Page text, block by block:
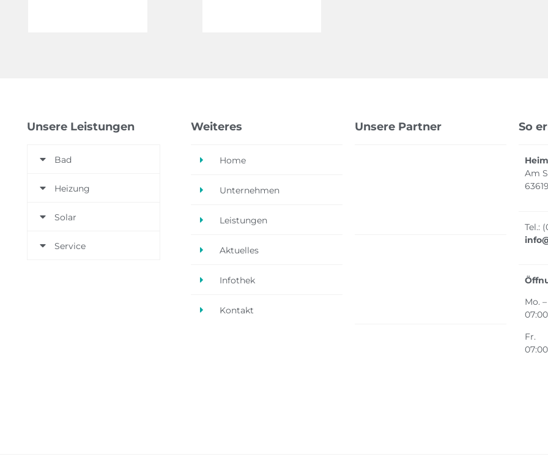
Unsere Leistungen
Bad
Heizung
Solar
Service
Weiteres
Home
Unternehmen
Leistungen
Aktuelles
Infothek
Kontakt
Unsere Partner So
Am
Tel.:
Mo.
Fr.